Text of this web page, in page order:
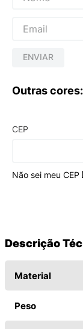
ENVIAR
Outras cores:
CEP
Não sei meu CEP
Descrição
Material
Peso